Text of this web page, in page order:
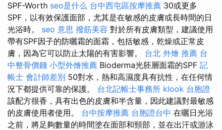
SPF-Worth seo是什么 台中西屯區按摩推薦 30或更多
SPF，以有效保護面部，尤其是在敏感的皮膚或長時間的日
光浴時。 seo 意思 撥筋美容 對於所有皮膚類型，建議使用
帶有SPF因子的防曬霜的面霜，包括敏感，乾燥或正常皮
膚，因為它可以防止太陽的有害影響。 台北 外燴 推薦 台
中整骨價錢 小型外燴推薦 Bioderma光胚層面霜的SPF 記
帳士 會計師差別 50對水，熱和高濕度具有抗性，在任何情
況下都提供可靠的保護。 台北記帳士事務所 klook 台胞證
該配方很香，具有出色的皮膚和半含量，因此建議對最敏感
的皮膚使用者使用。 台中按摩推薦 台胞證台中 在曬日光浴
之前，將足夠數量的時間塗在面部和頸部，並在出汗或游泳